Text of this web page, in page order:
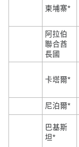
柬埔寨*
阿拉伯
聯合酋
長國
卡塔爾*
尼泊爾*
巴基斯
坦*